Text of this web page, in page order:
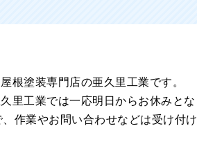
根塗装専門店の亜久里工業です。
里工業では一応明日からお休みとな
作業やお問い合わせなどは受け付け